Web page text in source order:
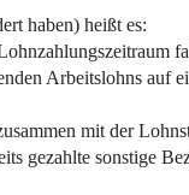
haben) heißt es:
Arbeitslohns auf
mit der
gezahlte sonstige